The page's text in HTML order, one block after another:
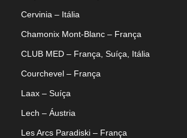
Cervinia – Itália
Chamonix Mont-Blanc – França
CLUB MED – França, Suíça, Itália
Courchevel – França
Laax – Suíça
Lech – Áustria
Les Arcs Paradiski – França